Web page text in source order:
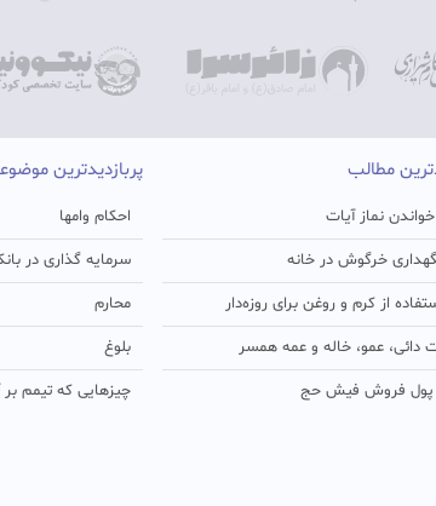
مطالب
نماز آیات
خرگوش در خانه
از کرم و روغن برای روزه‌دار
دائی، عمو، خاله و عمه همسر
فروش فیش حج
پربازدیدترین
احکام وامها
سرمایه گذاری در
محارم
بلوغ
چیزهایی که تیمم